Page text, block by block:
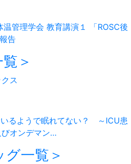
管理学会 教育講演１ 「ROSC後
告
＞
ス
るようで眠れてない？ ～ICU患
オンデマン…
グ一覧＞